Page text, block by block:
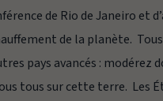
de Rio de Janeiro et
de la planète.
pays avancés : modérez
tous sur cette terre. Les